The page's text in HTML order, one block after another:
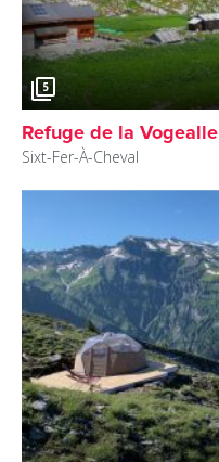
5
Refuge de la Vogealle
Sixt-Fer-À-Cheval